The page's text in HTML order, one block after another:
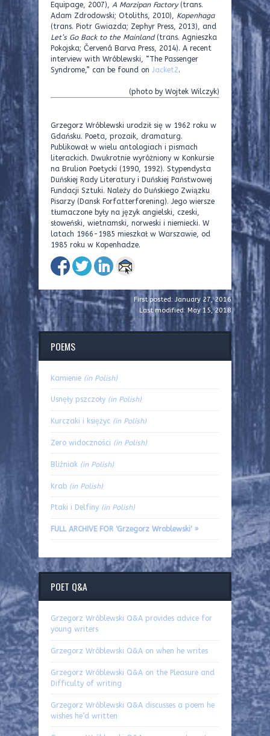
Equipage, 2007), A Marzipan Factory(trans.
Adam Zdrodowski; Otoliths, 2010), Kopenhaga
(trans. Piotr Gwiazda; Zephyr Press, 2013), and
Let’s Go Back to the Mainland(trans. Agnieszka
Pokojska; Červená Barva Press, 2014). A recent
interview with Wróblewski, “The Passenger
Syndrome,” can be found on Jacket2.
(photo by Wojtek Wilczyk)
Grzegorz Wróblewski urodził się w 1962 roku w
Gdańsku. Poeta, prozaik, dramaturg.
Publikował w wielu antologiach i pismach
literackich. Dwukrotnie wyróżniony w Konkursie
na Brulion Poetycki (1990, 1992). Stypendysta
Duńskiej Rady Literatury i Duńskiej Państwowej
Fundacji Sztuki. Należy do Duńskiego Związku
Pisarzy (Dansk Forfatterforening). Jego wiersze
tłumaczone były na język angielski, czeski,
słoweński, wietnamski, norweski i niemiecki. W
latach 1966-1985 mieszkał w Warszawie, od
1985 roku w Kopenhadze.
First posted: January 27, 2016
Last modified: May 15, 2018
POEMS
Kamienie (in Polish)
Usnęły pszczoły (in Polish)
Kurczaki i księżyc (in Polish)
Zero widoczności (in Polish)
Bliźniak (in Polish)
Krab (in Polish)
Ptaki i Delfiny (in Polish)
FULL ARCHIVE FOR 'Grzegorz Wroblewski' »
POET Q&A
Grzegorz Wróblewski Q&A provides advice for
young writers
Grzegorz Wróblewski Q&A on when he writes
Grzegorz Wróblewski Q&A on the Pleasure and
Difficulty of writing
Grzegorz Wróblewski Q&A discusses a poem he
wishes he’d written